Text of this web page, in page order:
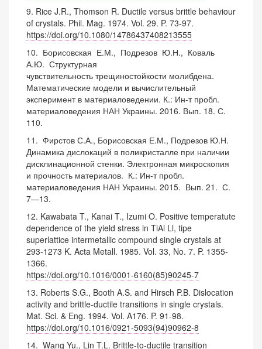
9. Rice J.R., Thomson R. Ductile versus brittle behaviour
of crystals. Phil. Mag. 1974. Vol. 29. P. 73-97.
https://doi.org/10.1080/14786437408213555
10. Борисовская Е.М., Подрезов Ю.Н., Коваль
А.Ю. Структурная
чувствительность трещиностойкости молибдена.
Математические модели и вычислительный
эксперимент в материаловедении. К.: Ин-т пробл.
материаловедения НАН Украины. 2016. Вып. 18. С.
110.
11. Фирстов С.А., Борисовская Е.М., Подрезов Ю.Н.
Динамика дислокаций в поликристалле при наличии
дисклинационной стенки. Электронная микроскопия
и прочность материалов. К.: Ин-т пробл.
материаловедения НАН Украины. 2015. Вып. 21. С.
7—13.
12. Kawabata T., Kanai T., Izumi O. Positive temperatute
dependence of the yield stress in TiAl Ll, tipe
superlattice intermetallic compound single crystals at
293-1273 K. Acta Metall. 1985. Vol. 33, No. 7. P. 1355-
1366.
https://doi.org/10.1016/0001-6160(85)90245-7
13. Roberts S.G., Booth A.S. and Hirsch P.B. Dislocation
activity and brittle-ductile transitions in single crystals.
Mat. Sci. & Eng. 1994. Vol. A176. P. 91-98.
https://doi.org/10.1016/0921-5093(94)90962-8
14. Wаng Yu., Lin T.L. Brittle-to-ductile transition